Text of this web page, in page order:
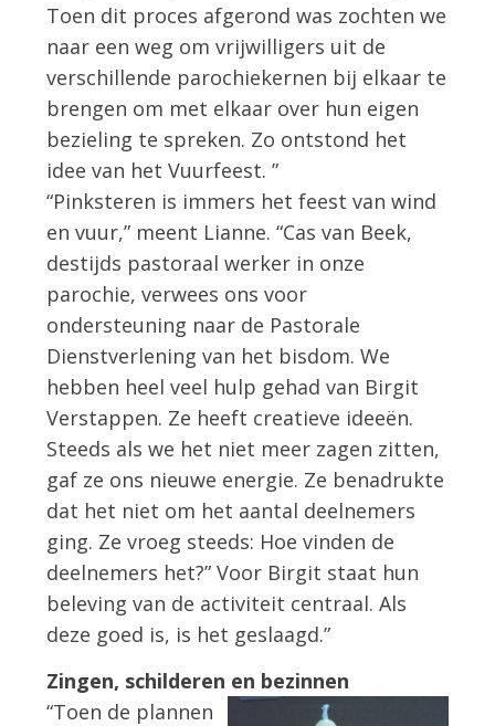
Toen dit proces afgerond was zochten we
naar een weg om vrijwilligers uit de
verschillende parochiekernen bij elkaar te
brengen om met elkaar over hun eigen
bezieling te spreken. Zo ontstond het
idee van het Vuurfeest. ”
“Pinksteren is immers het feest van wind
en vuur,” meent Lianne. “Cas van Beek,
destijds pastoraal werker in onze
parochie, verwees ons voor
ondersteuning naar de Pastorale
Dienstverlening van het bisdom. We
hebben heel veel hulp gehad van Birgit
Verstappen. Ze heeft creatieve ideeën.
Steeds als we het niet meer zagen zitten,
gaf ze ons nieuwe energie. Ze benadrukte
dat het niet om het aantal deelnemers
ging. Ze vroeg steeds: Hoe vinden de
deelnemers het?” Voor Birgit staat hun
beleving van de activiteit centraal. Als
deze goed is, is het geslaagd.”
Zingen, schilderen en bezinnen
“Toen de plannen